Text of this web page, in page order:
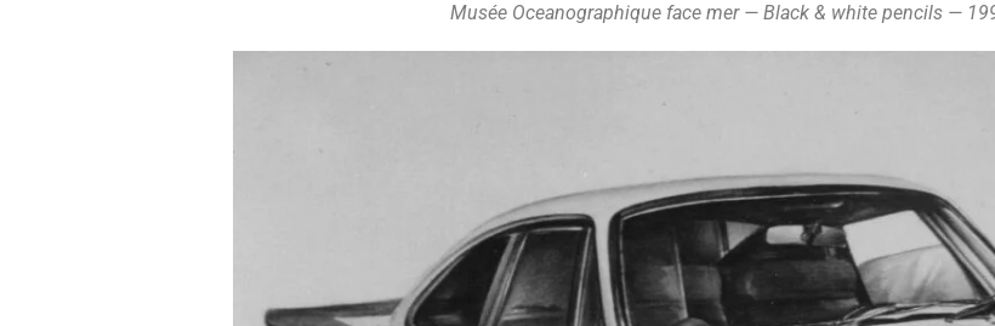
Musée Oceanographique face mer — Black & white pencils —